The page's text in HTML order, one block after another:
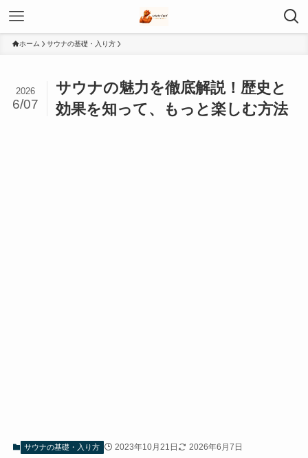
ホーム サウナの基礎・入り方
サウナの魅力を徹底解説！歴史と
効果を知って、もっと楽しむ方法
2026
6/07
サウナの基礎・入り方 2023年10月21日 2026年6月7日